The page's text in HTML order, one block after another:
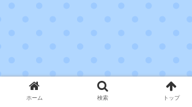
ホーム 検索 トップ